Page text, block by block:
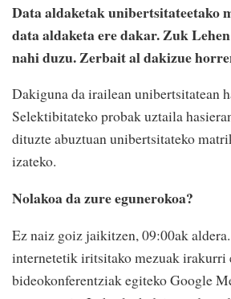
Data aldaketak unibertsitateetako
data aldaketa ere dakar. Zuk
nahi duzu. Zerbait al dakizue
Dakiguna da irailean unibertsitatean
Selektibitateko probak uztaila
dituzte abuztuan unibertsitateko
izateko.
Nolakoa da zure egunerokoa?
Ez naiz goiz jaikitzen, 09:00ak
internetetik iritsitako mezuak irakurri
bideokonferentziak egiteko Google